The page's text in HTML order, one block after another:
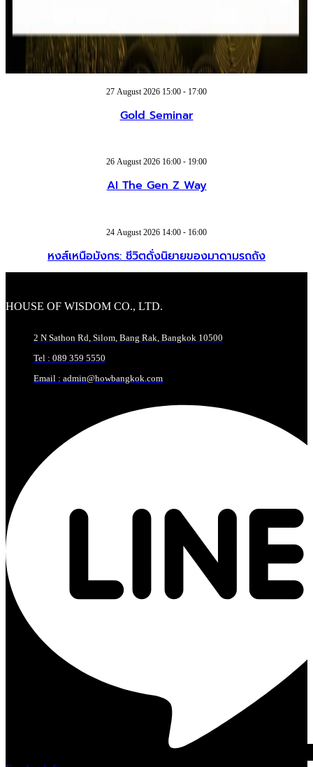
27 August 2026 15:00 - 17:00
Gold Seminar
26 August 2026 16:00 - 19:00
AI The Gen Z Way
24 August 2026 14:00 - 16:00
หงส์เหนือมังกร: ชีวิตดั่งนิยายของมาดามรถถัง
HOUSE OF WISDOM CO., LTD.
2 N Sathon Rd, Silom, Bang Rak, Bangkok 10500
Tel : 089 359 5550
Email : admin@howbangkok.com